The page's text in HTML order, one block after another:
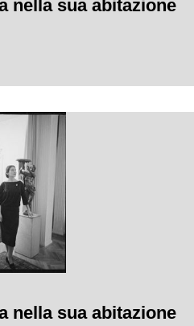
nella sua abitazione
nella sua abitazione